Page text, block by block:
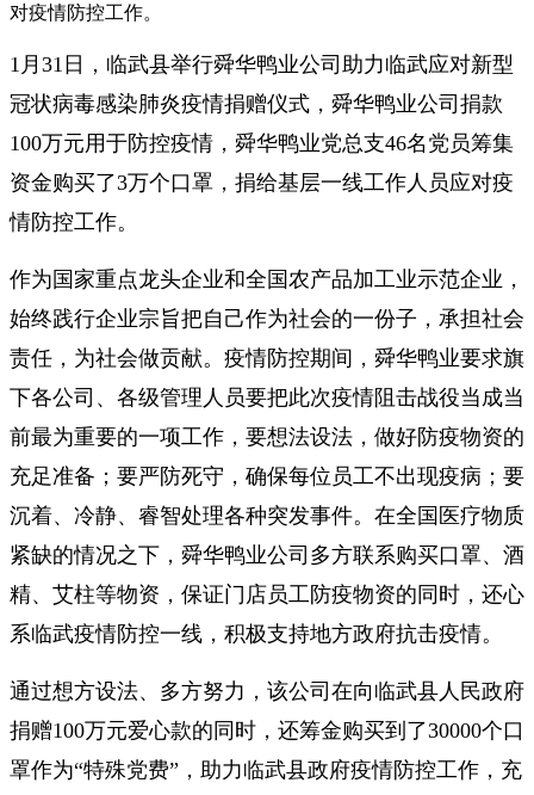
对疫情防控工作。
1月31日，临武县举行舜华鸭业公司助力临武应对新型
冠状病毒感染肺炎疫情捐赠仪式，舜华鸭业公司捐款
100万元用于防控疫情，舜华鸭业党总支46名党员筹集
资金购买了3万个口罩，捐给基层一线工作人员应对疫
情防控工作。
作为国家重点龙头企业和全国农产品加工业示范企业，
始终践行企业宗旨把自己作为社会的一份子，承担社会
责任，为社会做贡献。疫情防控期间，舜华鸭业要求旗
下各公司、各级管理人员要把此次疫情阻击战役当成当
前最为重要的一项工作，要想法设法，做好防疫物资的
充足准备；要严防死守，确保每位员工不出现疫病；要
沉着、冷静、睿智处理各种突发事件。在全国医疗物质
紧缺的情况之下，舜华鸭业公司多方联系购买口罩、酒
精、艾柱等物资，保证门店员工防疫物资的同时，还心
系临武疫情防控一线，积极支持地方政府抗击疫情。
通过想方设法、多方努力，该公司在向临武县人民政府
捐赠100万元爱心款的同时，还筹金购买到了30000个口
罩作为“特殊党费”，助力临武县政府疫情防控工作，充